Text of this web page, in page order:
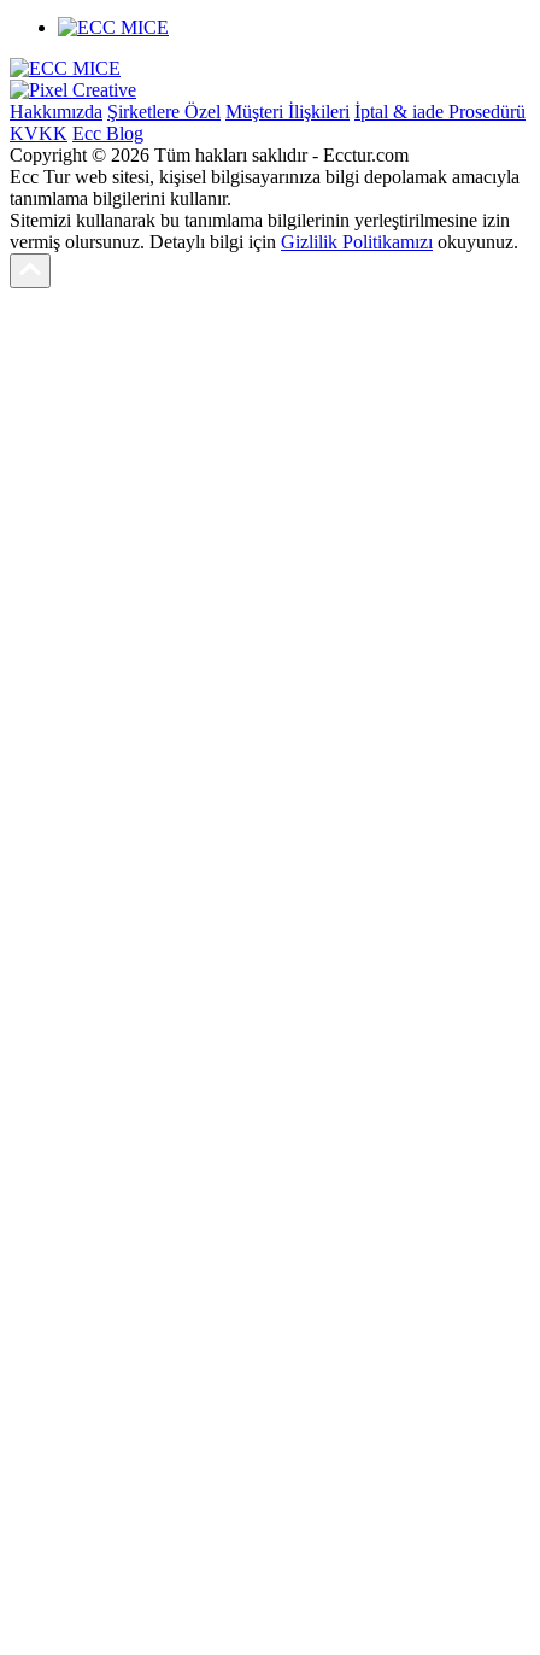
Hakkımızda Şirketlere Özel Müşteri İlişkileri İptal & iade Prosedürü
KVKK Ecc Blog
Copyright © 2026 Tüm hakları saklıdır - Ecctur.com
Ecc Tur web sitesi, kişisel bilgisayarınıza bilgi depolamak amacıyla
tanımlama bilgilerini kullanır.
Sitemizi kullanarak bu tanımlama bilgilerinin yerleştirilmesine izin
vermiş olursunuz. Detaylı bilgi için Gizlilik Politikamızı okuyunuz.